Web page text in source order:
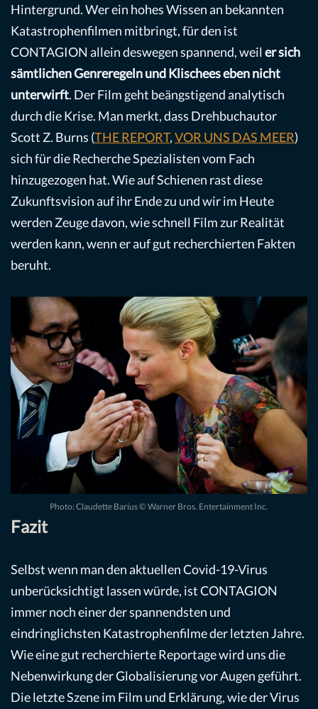
Hintergrund. Wer ein hohes Wissen an bekannten
Katastrophenfilmen mitbringt, für den ist
CONTAGION allein deswegen spannend, weil er sich
sämtlichen Genreregeln und Klischees eben nicht
unterwirft. Der Film geht beängstigend analytisch
durch die Krise. Man merkt, dass Drehbuchautor
Scott Z. Burns (THE REPORT,VOR UNS DAS MEER)
sich für die Recherche Spezialisten vom Fach
hinzugezogen hat. Wie auf Schienen rast diese
Zukunftsvision auf ihr Ende zu und wir im Heute
werden Zeuge davon, wie schnell Film zur Realität
werden kann, wenn er auf gut recherchierten Fakten
beruht.
Photo: Claudette Barius © Warner Bros. Entertainment Inc.
Fazit
Selbst wenn man den aktuellen Covid-19-Virus
unberücksichtigt lassen würde, ist CONTAGION
immer noch einer der spannendsten und
eindringlichsten Katastrophenfilme der letzten Jahre.
Wie eine gut recherchierte Reportage wird uns die
Nebenwirkung der Globalisierung vor Augen geführt.
Die letzte Szene im Film und Erklärung, wie der Virus